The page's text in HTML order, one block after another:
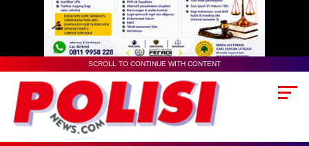
SCROLL TO CONTINUE WITH CONTENT